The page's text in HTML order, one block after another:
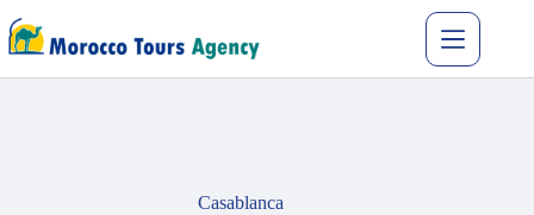
Casablanca